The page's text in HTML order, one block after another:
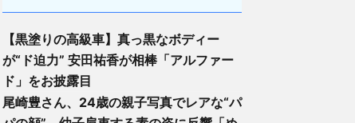
【黒塗りの高級車】真っ黒なボディー
が“ド迫力” 安田祐香が相棒「アルファー
ド」をお披露目
尾崎豊さん、24歳の親子写真でレアな“パ